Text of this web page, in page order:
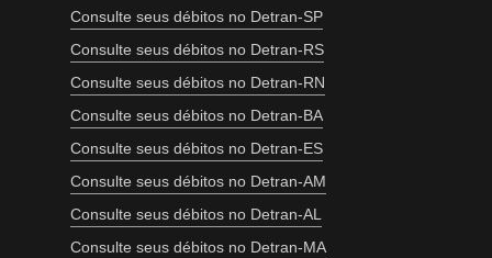
Consulte seus débitos no Detran-SP
Consulte seus débitos no Detran-RS
Consulte seus débitos no Detran-RN
Consulte seus débitos no Detran-BA
Consulte seus débitos no Detran-ES
Consulte seus débitos no Detran-AM
Consulte seus débitos no Detran-AL
Consulte seus débitos no Detran-MA